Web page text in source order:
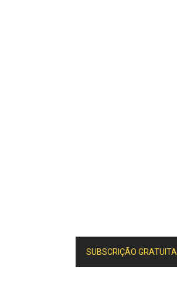
SUBSCRIÇÃO GRATUITA